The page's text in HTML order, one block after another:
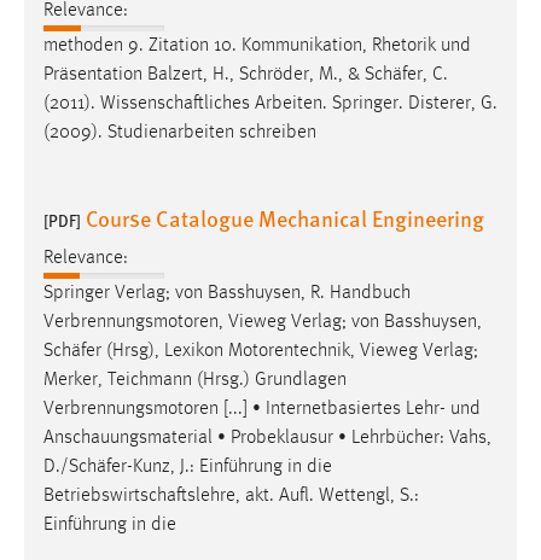
Relevance:
methoden 9. Zitation 10. Kommunikation, Rhetorik und
Präsentation Balzert, H., Schröder, M., & Schäfer, C.
(2011). Wissenschaftliches Arbeiten. Springer. Disterer, G.
(2009). Studienarbeiten schreiben
[PDF] Course Catalogue Mechanical Engineering
Relevance:
Springer Verlag; von Basshuysen, R. Handbuch
Verbrennungsmotoren, Vieweg Verlag; von Basshuysen,
Schäfer (Hrsg), Lexikon Motorentechnik, Vieweg Verlag;
Merker, Teichmann (Hrsg.) Grundlagen
Verbrennungsmotoren [...] • Internetbasiertes Lehr- und
Anschauungsmaterial • Probeklausur • Lehrbücher: Vahs,
D./Schäfer-Kunz, J.: Einführung in die
Betriebswirtschaftslehre, akt. Aufl. Wettengl, S.:
Einführung in die